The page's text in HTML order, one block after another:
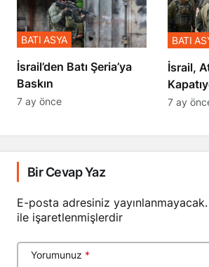
​​​​​​​İsrail’den Batı Şeria’ya
Baskın
BATI ASYA
7 ay önce
İsrail,
BATI
7 ay
Bir Cevap Yaz
E-posta adresiniz yayınlanmayacak.
ile işaretlenmişlerdir
Yorumunuz *